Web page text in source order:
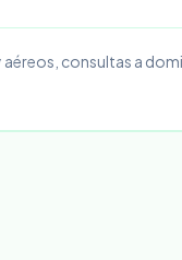
consultas a